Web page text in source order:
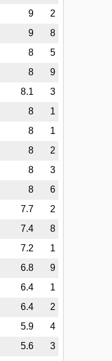
9 2
9 8
8 5
8 9
8.1 3
8 1
8 1
8 2
8 3
8 6
7.7 2
7.4 8
7.2 1
6.8 9
6.4 1
6.4 2
5.9 4
5.6 3